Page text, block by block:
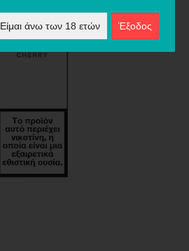
Είμαι άνω των 18 ετών Έξοδος